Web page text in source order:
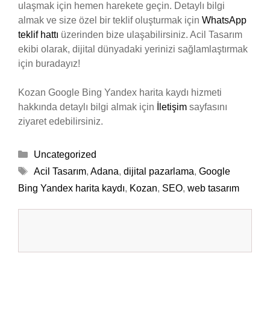
ulaşmak için hemen harekete geçin. Detaylı bilgi
almak ve size özel bir teklif oluşturmak için WhatsApp
teklif hattı üzerinden bize ulaşabilirsiniz. Acil Tasarım
ekibi olarak, dijital dünyadaki yerinizi sağlamlaştırmak
için buradayız!
Kozan Google Bing Yandex harita kaydı hizmeti
hakkında detaylı bilgi almak için
İletişim sayfasını
ziyaret edebilirsiniz.
Kategoriler
Uncategorized
Etiketler
Acil Tasarım, Adana, dijital pazarlama, Google
Bing Yandex harita kaydı, Kozan, SEO, web tasarım